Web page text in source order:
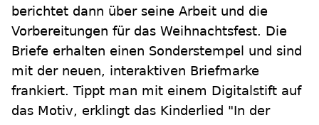
berichtet dann über seine Arbeit und die
Vorbereitungen für das Weihnachtsfest. Die
Briefe erhalten einen Sonderstempel und sind
mit der neuen, interaktiven Briefmarke
frankiert. Tippt man mit einem Digitalstift auf
das Motiv, erklingt das Kinderlied "In der